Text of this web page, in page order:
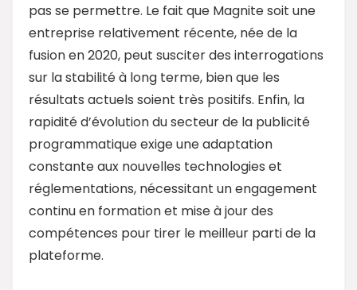
pas se permettre. Le fait que Magnite soit une
entreprise relativement récente, née de la
fusion en 2020, peut susciter des interrogations
sur la stabilité à long terme, bien que les
résultats actuels soient très positifs. Enfin, la
rapidité d’évolution du secteur de la publicité
programmatique exige une adaptation
constante aux nouvelles technologies et
réglementations, nécessitant un engagement
continu en formation et mise à jour des
compétences pour tirer le meilleur parti de la
plateforme.